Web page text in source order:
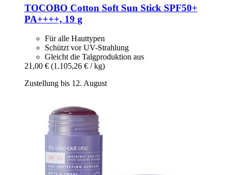
TOCOBO Cotton Soft Sun Stick SPF50+
PA++++, 19 g
Für alle Hauttypen
Schützt vor UV-Strahlung
Gleicht die Talgproduktion aus
21,00 € (1.105,26 € / kg)
Zustellung bis 12. August